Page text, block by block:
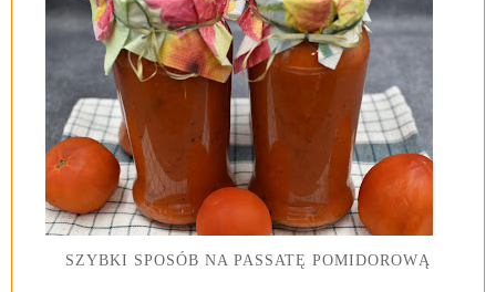
SZYBKI SPOSÓB NA PASSATĘ POMIDOROWĄ